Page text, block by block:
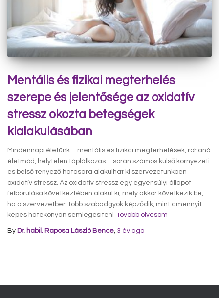
Mentális és fizikai megterhelés
szerepe és jelentősége az oxidatív
stressz okozta betegségek
kialakulásában
Mindennapi életünk – mentális és fizikai megterhelések, rohanó
életmód, helytelen táplálkozás – során számos külső környezeti
és belső tényező hatására alakulhat ki szervezetünkben
oxidatív stressz. Az oxidatív stressz egy egyensúlyi állapot
felborulása következtében alakul ki, mely akkor következik be,
ha a szervezetben több szabadgyök képződik, mint amennyit
képes hatékonyan semlegesíteni Tovább olvasom
By Dr. habil. Raposa László Bence 3 év ago